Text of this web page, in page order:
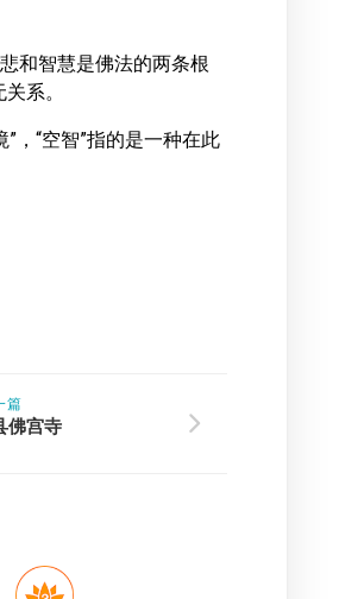
和智慧是佛法的两条根
系。
，“空智”指的是一种在此
篇
佛宫寺